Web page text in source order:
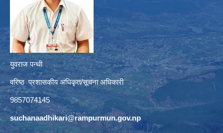
युवराज पन्थी
वरिष्ठ प्रशासकीय अधिकृत/सूचना अधिकारी
9857074145
suchanaadhikari@rampurmun.gov.np